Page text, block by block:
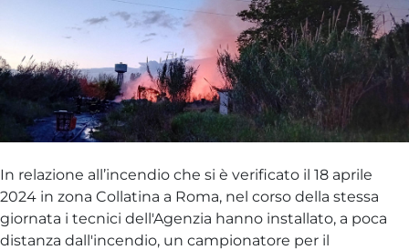
In relazione all’incendio che si è verificato il 18 aprile
2024 in zona Collatina a Roma, nel corso della stessa
giornata i tecnici dell'Agenzia hanno installato, a poca
distanza dall'incendio, un campionatore per il